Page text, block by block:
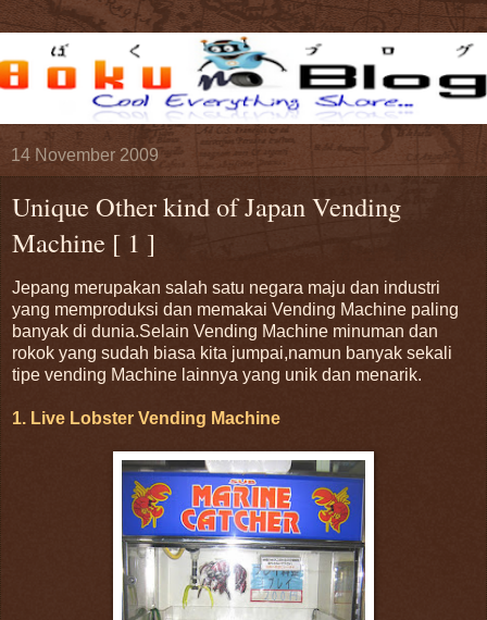
14 November 2009
Unique Other kind of Japan Vending
Machine [ 1 ]
Jepang merupakan salah satu negara maju dan industri
yang memproduksi dan memakai Vending Machine paling
banyak di dunia.Selain Vending Machine minuman dan
rokok yang sudah biasa kita jumpai,namun banyak sekali
tipe vending Machine lainnya yang unik dan menarik.
1. Live Lobster Vending Machine